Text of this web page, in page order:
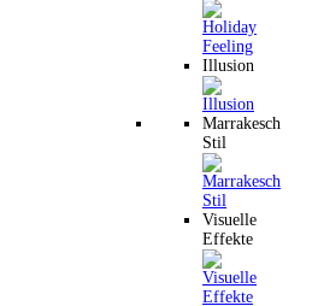
Illusion
Marrakesch
Stil
Visuelle
Effekte